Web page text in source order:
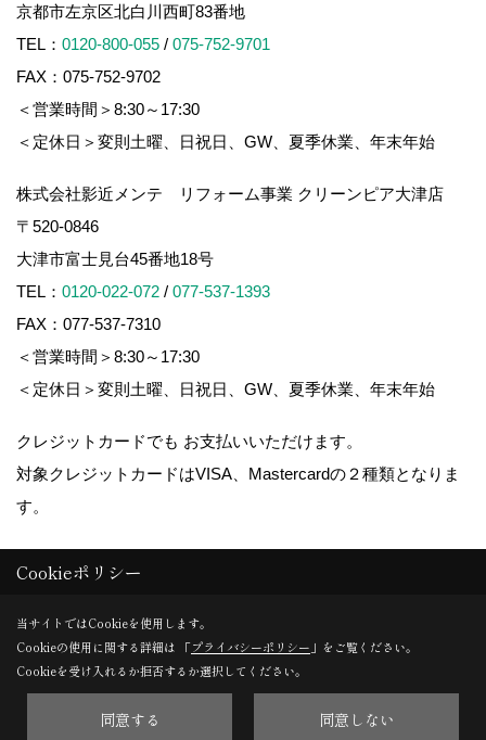
京都市左京区北白川西町83番地
TEL： 0120-800-055 / 075-752-9701
FAX：075-752-9702
＜営業時間＞8:30～17:30
＜定休日＞変則土曜、日祝日、GW、夏季休業、年末年始
株式会社影近メンテ リフォーム事業 クリーンピア大津店
〒520-0846
大津市富士見台45番地18号
TEL： 0120-022-072 / 077-537-1393
FAX：077-537-7310
＜営業時間＞8:30～17:30
＜定休日＞変則土曜、日祝日、GW、夏季休業、年末年始
クレジットカードでも お支払いいただけます。
対象クレジットカードはVISA、Mastercardの２種類となりま
す。
Copyright (c) 株式会社 影近メンテ. All Rights Reserved.
Produced byゴデスクリエイト
Cookieポリシー
当サイトではCookieを使用します。
Cookieの使用に関する詳細は 「プライバシーポリシー 」をご覧ください。
Cookieを受け入れるか拒否するか選択してください。
同意する 同意しない